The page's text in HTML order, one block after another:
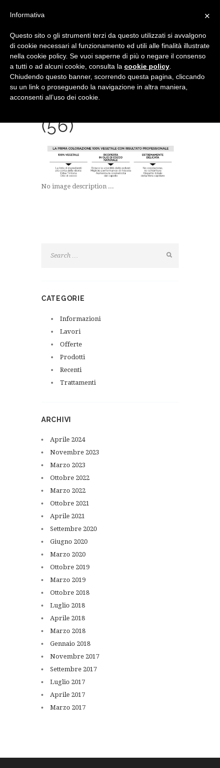
SCREENSHOT
(56)
No image description ...
CATEGORIE
Informazioni
Lavori
Offerte
Prodotti
Recenti
Trattamenti
ARCHIVI
Aprile 2024
Novembre 2023
Marzo 2023
Ottobre 2022
Marzo 2022
Ottobre 2021
Aprile 2021
Settembre 2020
Giugno 2020
Marzo 2020
Ottobre 2019
Marzo 2019
Ottobre 2018
Luglio 2018
Aprile 2018
Marzo 2018
Gennaio 2018
Novembre 2017
Settembre 2017
Luglio 2017
Aprile 2017
Marzo 2017
×
Informativa
Questo sito o gli strumenti terzi da questo utilizzati si avvalgono
di cookie necessari al funzionamento ed utili alle finalità illustrate
nella cookie policy. Se vuoi saperne di più o negare il consenso
a tutti o ad alcuni cookie, consulta la cookie policy
Chiudendo questo banner, scorrendo questa pagina, cliccando
su un link o proseguendo la navigazione in altra maniera,
acconsenti all’uso dei cookie.